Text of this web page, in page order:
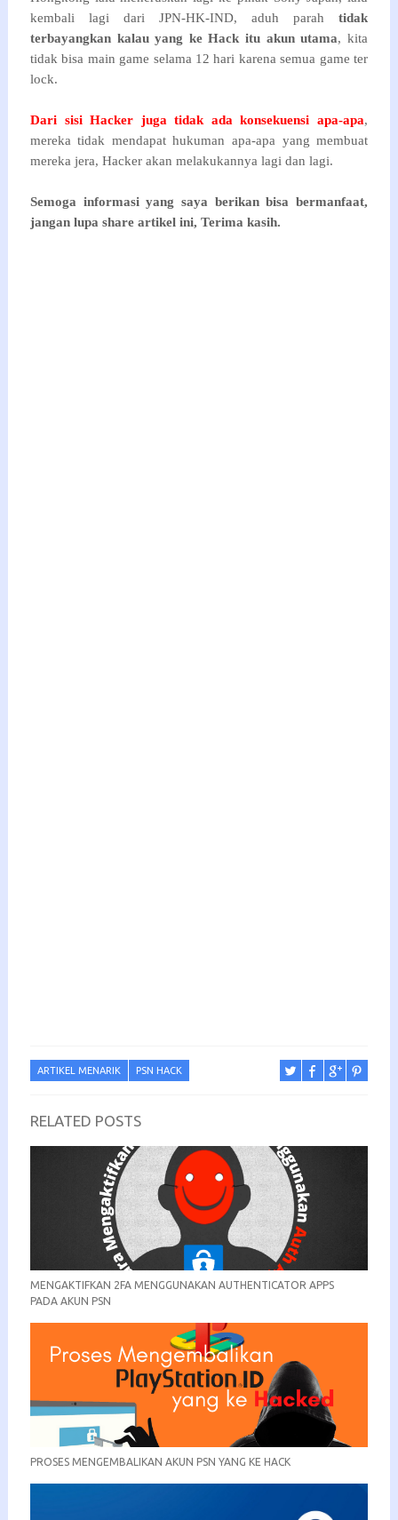
kembali lagi dari JPN-HK-IND, aduh parahtidak
terbayangkan kalau yang ke Hack itu akun utama, kita
tidak bisa main game selama 12 hari karena semua game ter
lock.
Dari sisi Hacker juga tidak ada konsekuensi apa-apa,
mereka tidak mendapat hukuman apa-apa yang membuat
mereka jera, Hacker akan melakukannya lagi dan lagi.
Semoga informasi yang saya berikan bisa bermanfaat,
jangan lupa share artikel ini, Terima kasih.
ARTIKEL MENARIK PSN HACK
RELATED POSTS
MENGAKTIFKAN 2FA MENGGUNAKAN AUTHENTICATOR APPS
PADA AKUN PSN
PROSES MENGEMBALIKAN AKUN PSN YANG KE HACK